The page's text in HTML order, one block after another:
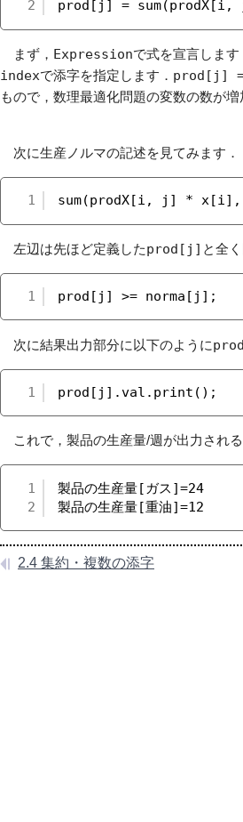
2
prod[j] =
まず， Expressionで式を宣言します
indexで添字を指定します． prod[j]
もので，数理最適化問題の変数の数が
次に生産ノルマの記述を見てみます．
1 sum(prodX[i, j] * x[i],
左辺は先ほど定義したprod[j] と全
1 prod[j] >= norma[j];
次に結果出力部分に以下のように
1 prod[j].val.print();
これで，製品の生産量/週が出力され
1
2
製品の生産量[ガス]=24
製品の生産量[重油]=12
2.4 集約・複数の添字